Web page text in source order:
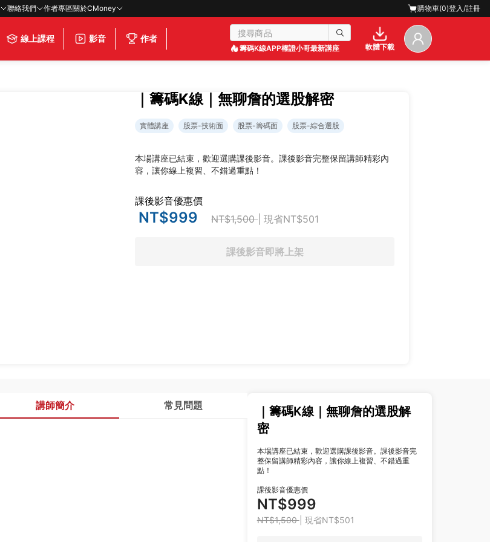
聯絡我們 作者專區關於CMoney 購物車(0)登入/註冊
線上課程 影音 作者
籌碼K線APP權證小哥最新講座 軟體下載
｜籌碼K線｜無聊詹的選股解密
實體講座 股票-技術面 股票-籌碼面 股票-綜合選股
本場講座已結束，歡迎選購課後影音。課後影音完整保留講師精彩內
容，讓你線上複習、不錯過重點！
課後影音優惠價
NT$999 NT$1,500| 現省NT$501
課後影音即將上架
講師簡介 常見問題
｜籌碼K線｜無聊詹的選股解
密
本場講座已結束，歡迎選購課後影音。課後影音完
整保留講師精彩內容，讓你線上複習、不錯過重
點！
課後影音優惠價
NT$999
NT$1,500| 現省NT$501